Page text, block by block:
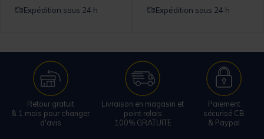
Expédition sous 24 h Expédition sous 24 h
Retour gratuit
& 1 mois pour changer
d'avis
Livraison en magasin et
point relais
100% GRATUITE
Paiement
sécurisé CB
& Paypal